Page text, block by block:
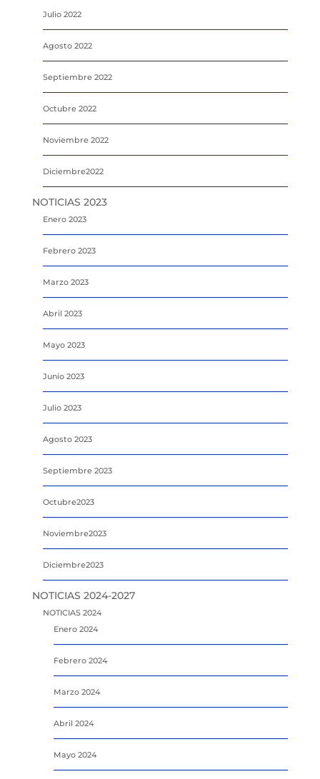
Julio 2022
Agosto 2022
Septiembre 2022
Octubre 2022
Noviembre 2022
Diciembre2022
NOTICIAS 2023
Enero 2023
Febrero 2023
Marzo 2023
Abril 2023
Mayo 2023
Junio 2023
Julio 2023
Agosto 2023
Septiembre 2023
Octubre2023
Noviembre2023
Diciembre2023
NOTICIAS 2024-2027
NOTICIAS 2024
Enero 2024
Febrero 2024
Marzo 2024
Abril 2024
Mayo 2024